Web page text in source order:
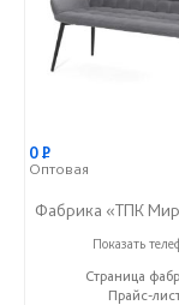
0Р
Оптовая
Фабрика «ТПК
8 (927) 648-
Показать
Страница
Прайс-